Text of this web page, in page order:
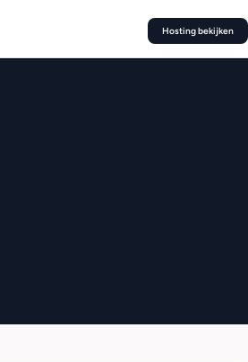
Hosting bekijken